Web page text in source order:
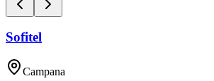
Sofitel
Campana